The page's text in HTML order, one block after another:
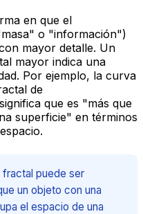
en que el
o "información")
mayor detalle. Un
mayor indica una
Por ejemplo, la curva
de
que es "más que
superficie" en términos
fractal puede ser
un objeto con una
el espacio de una